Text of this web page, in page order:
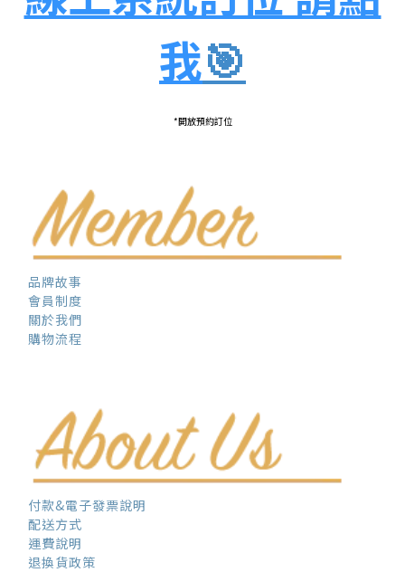
我🎯
*開放預約訂位
品牌故事
會員制度
關於我們
購物流程
付款&電子發票說明
配送方式
運費說明
退換貨政策